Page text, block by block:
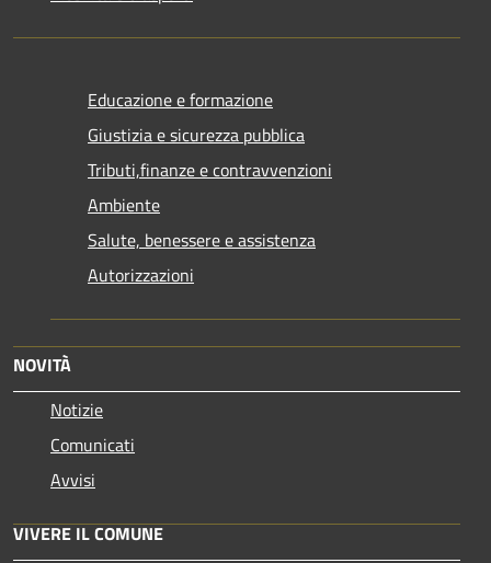
Educazione e formazione
Giustizia e sicurezza pubblica
Tributi,finanze e contravvenzioni
Ambiente
Salute, benessere e assistenza
Autorizzazioni
NOVITÀ
Notizie
Comunicati
Avvisi
VIVERE IL COMUNE